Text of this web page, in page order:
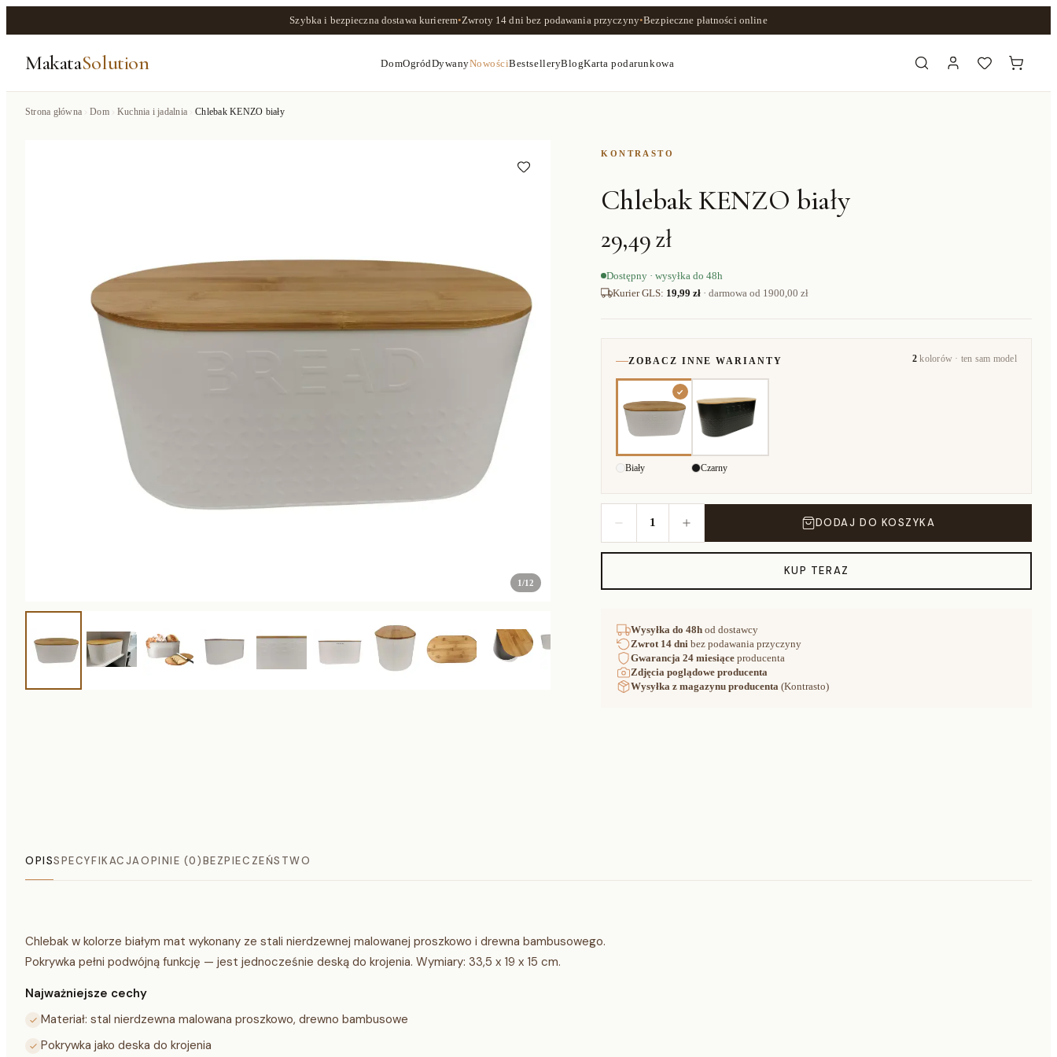
Szybka i bezpieczna dostawa kurierem•Zwroty 14 dnibez podawania przyczyny•Bezpieczne płatności online
MakataSolution DomOgródDywanyNowościBestselleryBlogKarta podarunkowa
Strona główna Dom Kuchnia i jadalnia Chlebak KENZO biały
1/12
KONTRASTO
Chlebak KENZO biały
29,49 zł
Dostępny · wysyłka do 48h
Kurier GLS: 19,99 zł · darmowa od 1900,00 zł
ZOBACZ INNE WARIANTY 2 kolorów · ten sam model
Biały Czarny
1 DODAJ DO KOSZYKA
KUP TERAZ
Wysyłkado 48h od dostawcy
Zwrot 14 dni bez podawania przyczyny
Gwarancja24 miesiące producenta
Zdjęcia poglądowe producenta
Wysyłka z magazynu producenta (Kontrasto)
OPISSPECYFIKACJAOPINIE (0)BEZPIECZEŃSTWO
Chlebak w kolorze białym mat wykonany ze stali nierdzewnej malowanej proszkowo i drewna bambusowego.
Pokrywka pełni podwójną funkcję — jest jednocześnie deską do krojenia. Wymiary: 33,5 x 19 x 15 cm.
Najważniejsze cechy
Materiał: stal nierdzewna malowana proszkowo, drewno bambusowe
Pokrywka jako deska do krojenia